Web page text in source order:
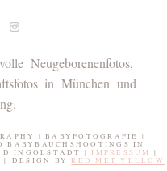
Neugeborenenfotos,
in München und
| BABYFOTOGRAFIE |
BABYBAUCHSHOOTINGS IN
INGOLSTADT | IMPRESSUM
|
| DESIGN BYRED MET YELLOW